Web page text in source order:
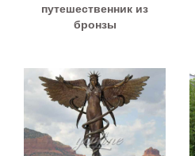
путешественник из
бронзы